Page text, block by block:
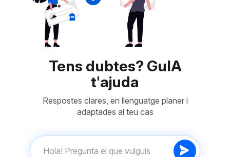
Tens dubtes? GuIA
t'ajuda
Respostes clares, en llenguatge planer i
adaptades al teu cas